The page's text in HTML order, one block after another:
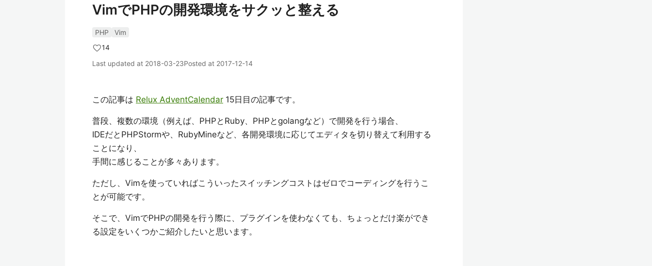
VimでPHPの開発環境をサクッと整える
PHP
Vim
14
Last updated at 2018-03-23Posted at 2017-12-14
この記事は Relux AdventCalendar 15日目の記事です。
普段、複数の環境（例えば、PHPとRuby、PHPとgolangなど）で開発を行う場合、
IDEだとPHPStormや、RubyMineなど、各開発環境に応じてエディタを切り替えて利用する
ことになり、
手間に感じることが多々あります。
ただし、Vimを使っていればこういったスイッチングコストはゼロでコーディングを行うこ
とが可能です。
そこで、VimでPHPの開発を行う際に、プラグインを使わなくても、ちょっとだけ楽ができ
る設定をいくつかご紹介したいと思います。